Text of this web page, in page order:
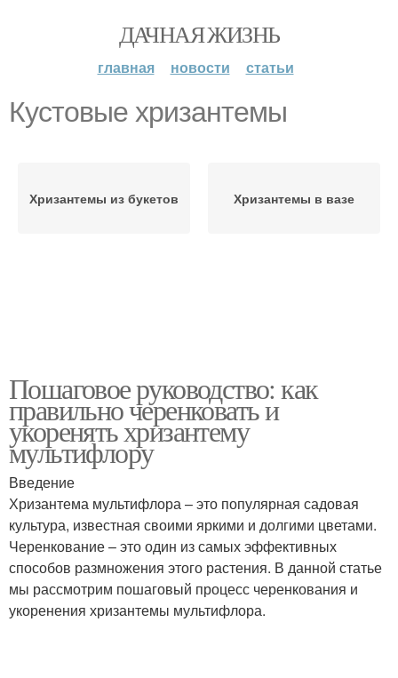
ДАЧНАЯ ЖИЗНЬ
главная новости статьи
Кустовые хризантемы
Хризантемы из букетов Хризантемы в вазе
Пошаговое руководство: как
правильно черенковать и
укоренять хризантему
мультифлору
Введение
Хризантема мультифлора – это популярная садовая
культура, известная своими яркими и долгими цветами.
Черенкование – это один из самых эффективных
способов размножения этого растения. В данной статье
мы рассмотрим пошаговый процесс черенкования и
укоренения хризантемы мультифлора.